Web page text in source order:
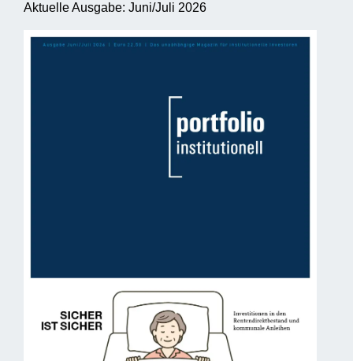
Aktuelle Ausgabe: Juni/Juli 2026